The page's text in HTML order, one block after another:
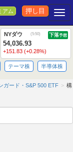
アム 押し目
NYダウ (5:50) 下落予想
54,036.93
+151.83 (+0.28%)
テーマ株 半導体株
ガード・S&P 500 ETF
構